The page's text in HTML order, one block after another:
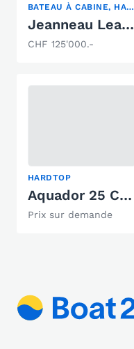
BATEAU À CABINE, HARDTOP, YACHT À MOTEUR
Jeanneau Leader 10
CHF 125'000.-
HARDTOP
Aquador 25 Cabin
Prix sur demande